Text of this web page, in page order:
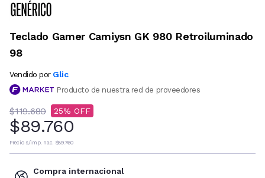
Teclado Gamer Camiysn GK 980 Retroiluminado
98
Vendido por Glic
Producto de nuestra red de proveedores
$119.680 25
$89.760
Precio s/imp. nac. $89.760
Compra internacional